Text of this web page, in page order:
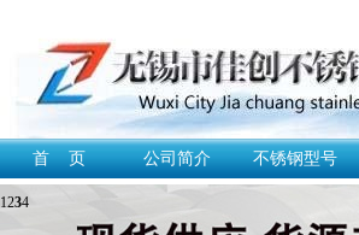
首 页 公司简介 不锈钢型号
1234